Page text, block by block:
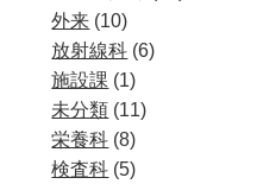
外来 (10)
放射線科 (6)
施設課 (1)
未分類 (11)
栄養科 (8)
検査科 (5)